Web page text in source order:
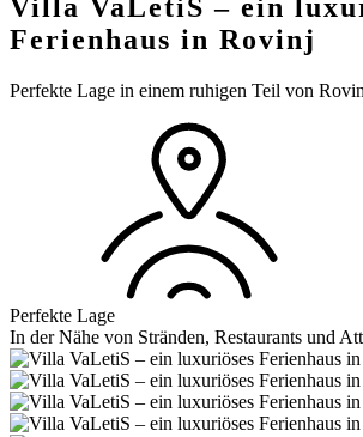
Villa VaLetiS – ein
Ferienhaus in Rovinj
Perfekte Lage in einem ruhigen Teil von
Perfekte Lage
In der Nähe von Stränden, Restaurants und